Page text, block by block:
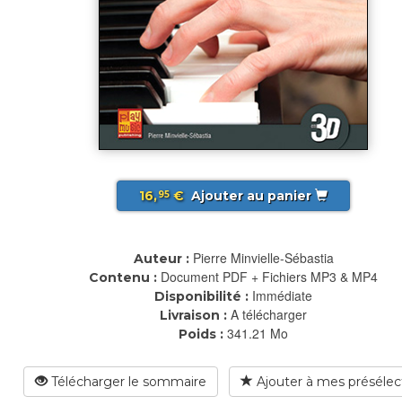
16,95€ Ajouter au panier
Auteur : Pierre Minvielle-Sébastia
Contenu : Document PDF + Fichiers MP3 & MP4
Disponibilité : Immédiate
Livraison : A télécharger
Poids : 341.21 Mo
Télécharger le sommaire Ajouter à mes